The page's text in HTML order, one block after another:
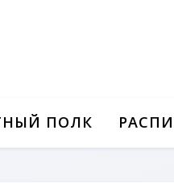
ПОЛК